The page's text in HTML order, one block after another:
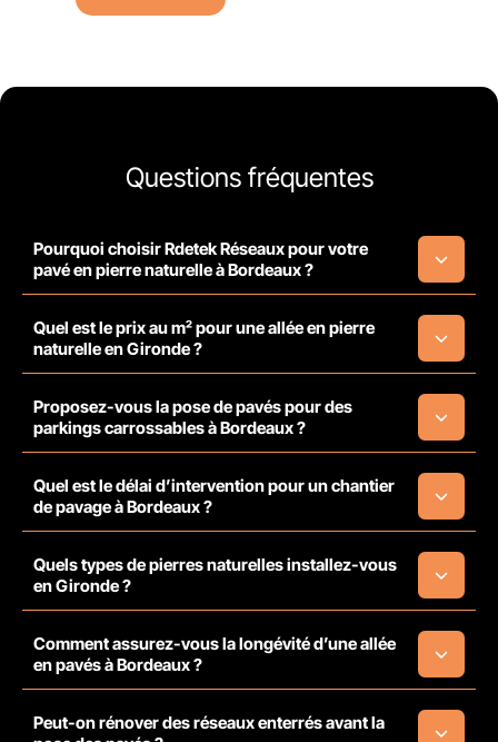
Questions fréquentes
Pourquoi choisir Rdetek Réseaux pour votre
pavé en pierre naturelle à Bordeaux ?
Quel est le prix au m² pour une allée en pierre
naturelle en Gironde ?
Proposez-vous la pose de pavés pour des
parkings carrossables à Bordeaux ?
Quel est le délai d’intervention pour un chantier
de pavage à Bordeaux ?
Quels types de pierres naturelles installez-vous
en Gironde ?
Comment assurez-vous la longévité d’une allée
en pavés à Bordeaux ?
Peut-on rénover des réseaux enterrés avant la